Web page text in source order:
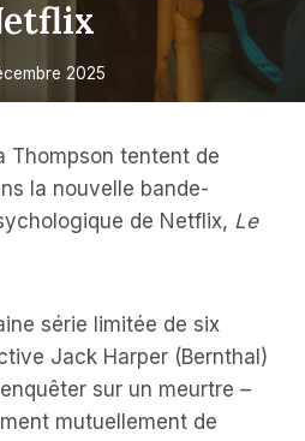
2025
Thompson tentent de
la nouvelle bande-
de Netflix, Le
série limitée de six
Jack Harper (Bernthal)
sur un meurtre –
mutuellement de